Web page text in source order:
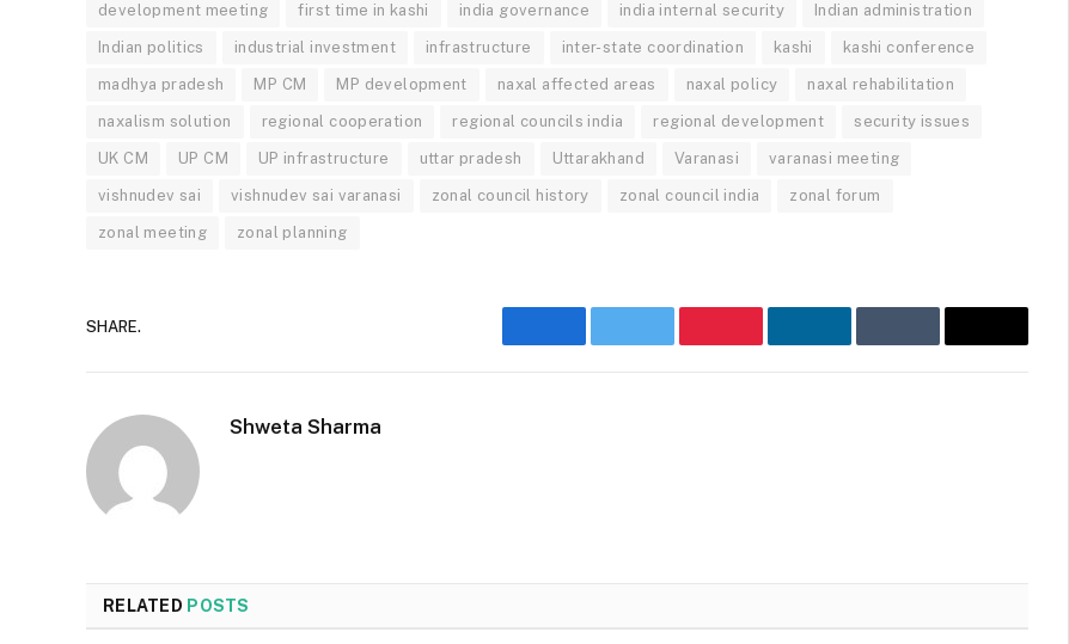
development meeting first time in kashi india governance india internal security Indian administration
Indian politics industrial investment infrastructure inter-state coordination kashi kashi conference
madhya pradesh MP CM MP development naxal affected areas naxal policy naxal rehabilitation
naxalism solution regional cooperation regional councils india regional development security issues
UK CM UP CM UP infrastructure uttar pradesh Uttarakhand Varanasi varanasi meeting
vishnudev sai vishnudev sai varanasi zonal council history zonal council india zonal forum
zonal meeting zonal planning
SHARE.
FacebookTwitter PinterestLinkedInTumblr Email
Shweta Sharma
RELATED POSTS